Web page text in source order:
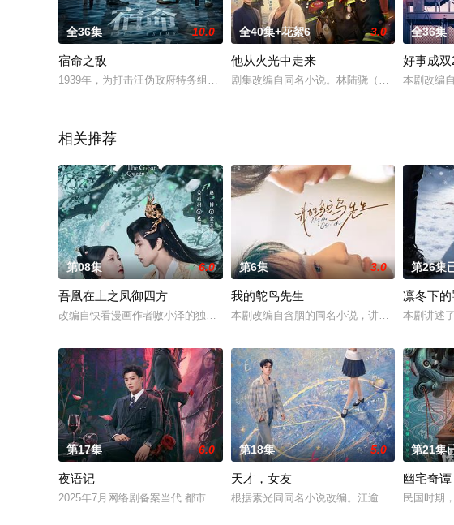
全36集 10.0
宿命之敌
1939年，为打击汪伪政府特务组织76号，军统成立新安特训班。发小陈克海和方黎
全40集+花絮6 3.0
他从火光中走来
剧集改编自同名小说。林陆骁（黄景瑜 饰）拥
全36集
好事成双
本剧改编
相关推荐
第08集 6.0
吾凰在上之凤御四方
改编自快看漫画作者嗷小泽的独家连载漫画《吾凰在上》。现代少女奚圆（姜贞羽
第6集 3.0
我的鸵鸟先生
本剧改编自含胭的同名小说，讲述了邻家女孩
第26集
凛冬下
本剧讲述
第17集 6.0
夜语记
2025年7月网络剧备案当代 都市 海南越酷文化传媒有限公司
第18集 5.0
天才，女友
根据素光同同名小说改编。江逾白长大以后，
第21集
幽宅奇谭
民国时期